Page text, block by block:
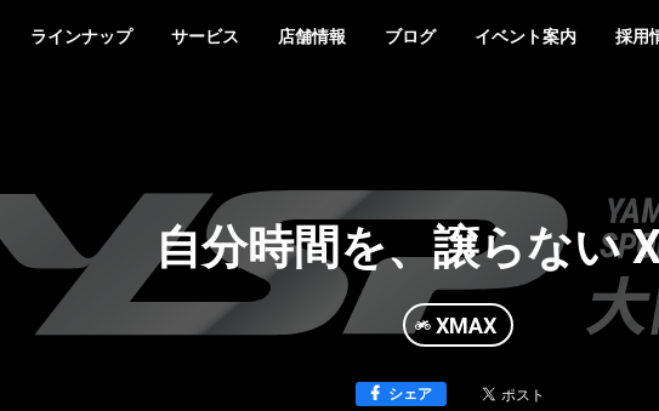
YSP大阪東
ラインナップ サービス 店舗情報 ブログ イベント案内 採用
自分時間を、譲らない
XMAX
シェア